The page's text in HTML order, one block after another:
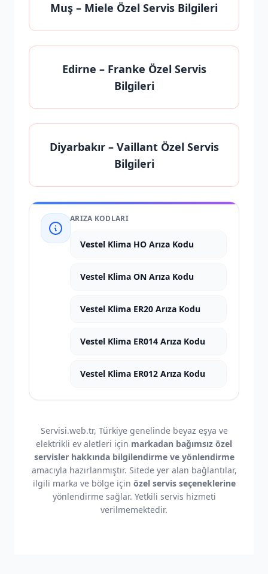
Muş – Miele Özel Servis Bilgileri
Edirne – Franke Özel Servis
Bilgileri
Diyarbakır– Vaillant Özel Servis
Bilgileri
ARIZA KODLARI
Vestel Klima HO Arıza Kodu
Vestel Klima ON Arıza Kodu
Vestel Klima ER20 Arıza Kodu
Vestel Klima ER014 Arıza Kodu
Vestel Klima ER012 Arıza Kodu
Servisi.web.tr, Türkiye genelinde beyaz eşya ve
elektrikli ev aletleri için markadan bağımsız özel
servisler hakkında bilgilendirme ve yönlendirme
amacıyla hazırlanmıştır. Sitede yer alan bağlantılar,
ilgili marka ve bölge için özel servis seçeneklerine
yönlendirme sağlar. Yetkili servis hizmeti
verilmemektedir.